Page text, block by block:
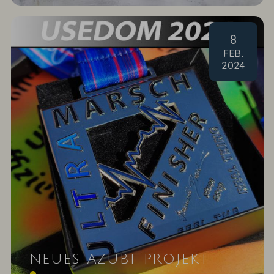
8
FEB.
2024
NEUES AZUBI-PROJEKT